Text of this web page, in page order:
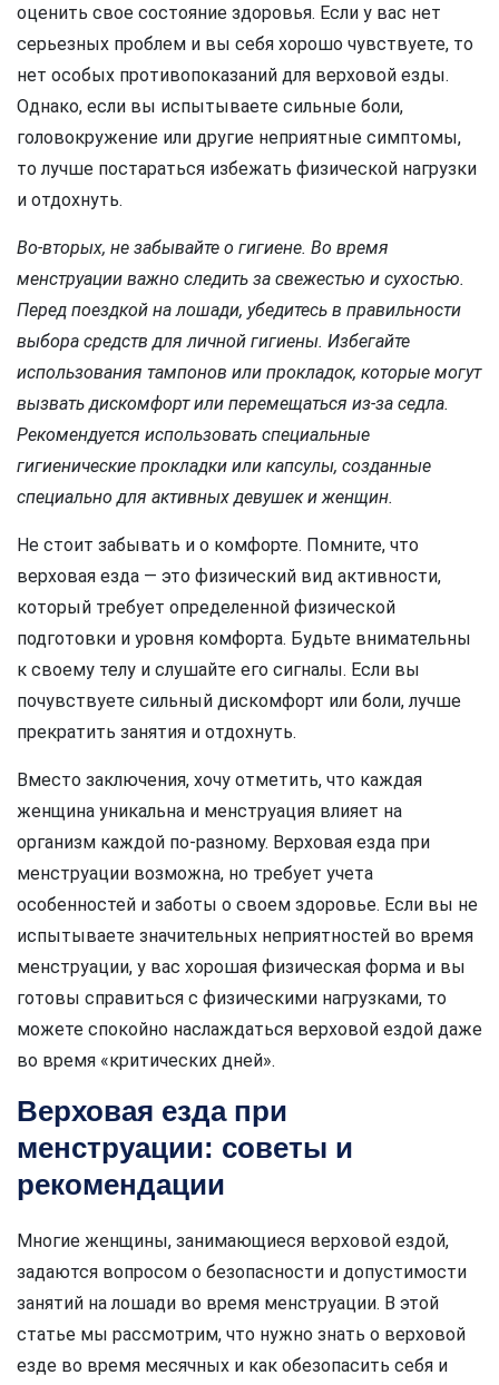
оценить свое состояние здоровья. Если у вас нет
серьезных проблем и вы себя хорошо чувствуете, то
нет особых противопоказаний для верховой езды.
Однако, если вы испытываете сильные боли,
головокружение или другие неприятные симптомы,
то лучше постараться избежать физической нагрузки
и отдохнуть.
Во-вторых, не забывайте о гигиене. Во время
менструации важно следить за свежестью и сухостью.
Перед поездкой на лошади, убедитесь в правильности
выбора средств для личной гигиены. Избегайте
использования тампонов или прокладок, которые могут
вызвать дискомфорт или перемещаться из-за седла.
Рекомендуется использовать специальные
гигиенические прокладки или капсулы, созданные
специально для активных девушек и женщин.
Не стоит забывать и о комфорте. Помните, что
верховая езда — это физический вид активности,
который требует определенной физической
подготовки и уровня комфорта. Будьте внимательны
к своему телу и слушайте его сигналы. Если вы
почувствуете сильный дискомфорт или боли, лучше
прекратить занятия и отдохнуть.
Вместо заключения, хочу отметить, что каждая
женщина уникальна и менструация влияет на
организм каждой по-разному. Верховая езда при
менструации возможна, но требует учета
особенностей и заботы о своем здоровье. Если вы не
испытываете значительных неприятностей во время
менструации, у вас хорошая физическая форма и вы
готовы справиться с физическими нагрузками, то
можете спокойно наслаждаться верховой ездой даже
во время «критических дней».
Верховая езда при
менструации: советы и
рекомендации
Многие женщины, занимающиеся верховой ездой,
задаются вопросом о безопасности и допустимости
занятий на лошади во время менструации. В этой
статье мы рассмотрим, что нужно знать о верховой
езде во время месячных и как обезопасить себя и